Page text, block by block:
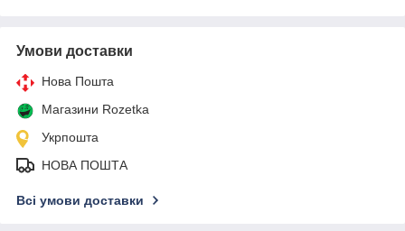
Умови доставки
Нова Пошта
Магазини Rozetka
Укрпошта
НОВА ПОШТА
Всі умови доставки